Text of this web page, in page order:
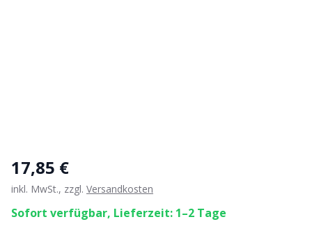
17,85 €
inkl. MwSt., zzgl. Versandkosten
Sofort verfügbar, Lieferzeit: 1–2 Tage